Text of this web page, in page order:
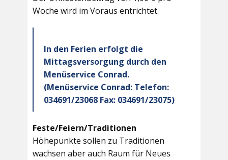
Woche wird im Voraus entrichtet.
In den Ferien erfolgt die
Mittagsversorgung durch den
Menüservice Conrad.
(Menüservice Conrad: Telefon:
034691/23068 Fax: 034691/23075)
Feste/Feiern/Traditionen
Höhepunkte sollen zu Traditionen
wachsen aber auch Raum für Neues